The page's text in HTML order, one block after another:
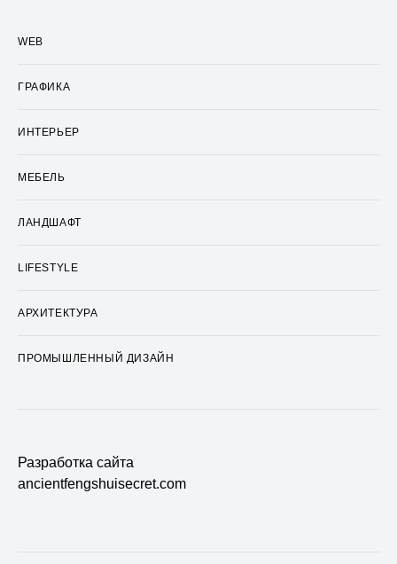
WEB
ГРАФИКА
ИНТЕРЬЕР
МЕБЕЛЬ
ЛАНДШАФТ
LIFESTYLE
АРХИТЕКТУРА
ПРОМЫШЛЕННЫЙ ДИЗАЙН
Разработка сайта
ancientfengshuisecret.com